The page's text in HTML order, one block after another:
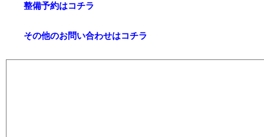
整備予約はコチラ
その他のお問い合わせはコチラ